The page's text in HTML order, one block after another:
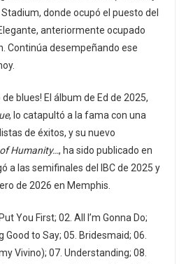
donde ocupó el puesto del
anteriormente ocupado
Continúa desempeñando ese
blues! El álbum de Ed de 2025,
, lo catapultó a la fama con una
de éxitos, y su nuevo
Humanity…, ha sido publicado en
a las semifinales del IBC de 2025 y
de 2026 en Memphis.
You First; 02. All I’m Gonna Do;
Good to Say; 05. Bridesmaid; 06.
Vivino); 07. Understanding; 08.